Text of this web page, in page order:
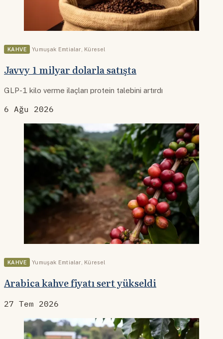
KAHVE Yumuşak Emtialar Küresel
Javvy 1 milyar dolarla satışta
GLP-1 kilo verme ilaçları protein talebini artırdı
6 Ağu 2026
KAHVE Yumuşak Emtialar Küresel
Arabica kahve fiyatı sert yükseldi
27 Tem 2026